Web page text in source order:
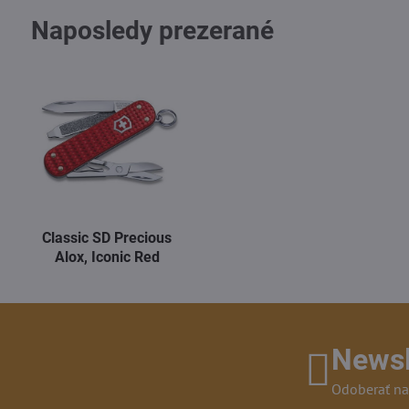
Naposledy prezerané
Classic SD Precious
Alox, Iconic Red
Odoberať